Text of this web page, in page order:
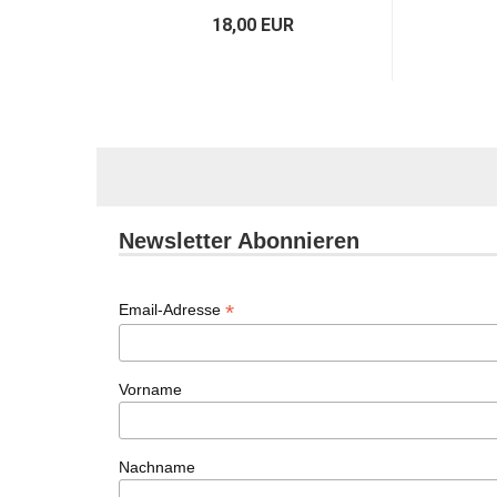
18,00 EUR
Newsletter Abonnieren
Email-Adresse *
Vorname
Nachname